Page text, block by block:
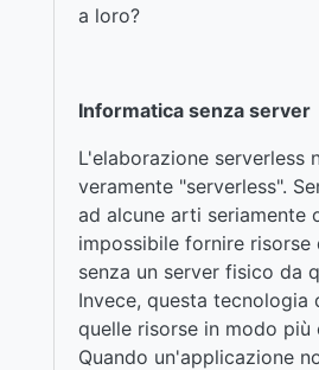
a loro?
Informatica senza server
L'elaborazione serverless
veramente "serverless".
ad alcune arti seriamente
impossibile fornire risorse
senza un server fisico da
Invece, questa tecnologia
quelle risorse in modo più
Quando un'applicazione